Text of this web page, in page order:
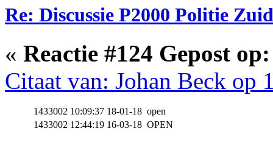
Re: Discussie P2000 Politie
« Reactie #124 Gepost op:
Citaat van: Johan Beck op
1433002 10:09:37 18-01-18 open
1433002 12:44:19 16-03-18 OPEN